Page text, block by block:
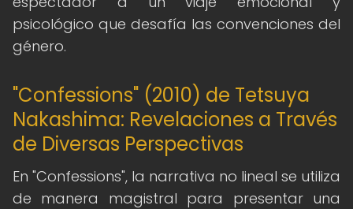
psicológico que desafía las convenciones del
género.
"Confessions" (2010) de Tetsuya
Nakashima: Revelaciones a Través
de Diversas Perspectivas
En "Confessions", la narrativa no lineal se utiliza
de manera magistral para presentar una